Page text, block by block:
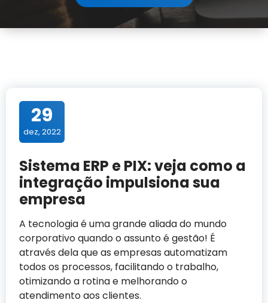
29
dez, 2022
Sistema ERP e PIX: veja como a
integração impulsiona sua
empresa
A tecnologia é uma grande aliada do mundo
corporativo quando o assunto é gestão! É
através dela que as empresas automatizam
todos os processos, facilitando o trabalho,
otimizando a rotina e melhorando o
atendimento aos clientes.